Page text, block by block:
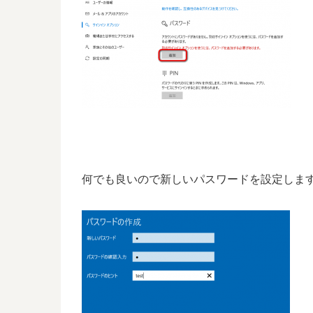
何でも良いので新しいパスワードを設定しま